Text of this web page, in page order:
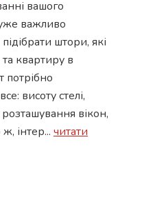
вашого
важливо
штори, які
та квартиру в
потрібно
висоту стелі,
вікон,
інтер... читати